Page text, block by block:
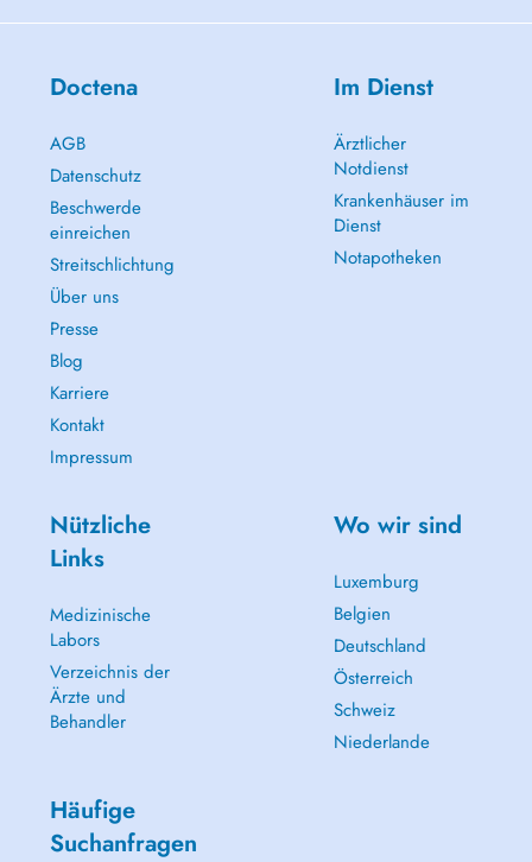
Doctena
AGB
Datenschutz
Beschwerde
einreichen
Streitschlichtung
Über uns
Presse
Blog
Karriere
Kontakt
Impressum
Im Dienst
Ärztlicher
Notdienst
Krankenhäuser im
Dienst
Notapotheken
Nützliche
Links
Medizinische
Labors
Verzeichnis der
Ärzte und
Behandler
Wo wir sind
Luxemburg
Belgien
Deutschland
Österreich
Schweiz
Niederlande
Häufige
Suchanfragen